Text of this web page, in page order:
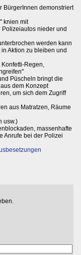
BürgerInnen demonstriert
knien mit
nieder und
werden kann
Aktion zu bleiben und
Regen,
Püscheln bringt die
dem Konzept
um sich dem Zugriff
aus Matratzen, Räume
usw.)
massenhafte
Anrufe bei der Polizei